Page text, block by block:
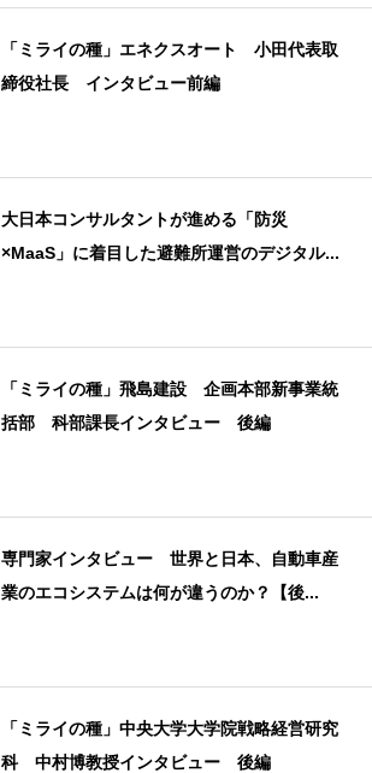
「ミライの種」エネクスオート 小田代表取
締役社長 インタビュー前編
大日本コンサルタントが進める「防災
×MaaS」に着目した避難所運営のデジタル...
「ミライの種」飛島建設 企画本部新事業統
括部 科部課長インタビュー 後編
専門家インタビュー 世界と日本、自動車産
業のエコシステムは何が違うのか？【後...
「ミライの種」中央大学大学院戦略経営研究
科 中村博教授インタビュー 後編